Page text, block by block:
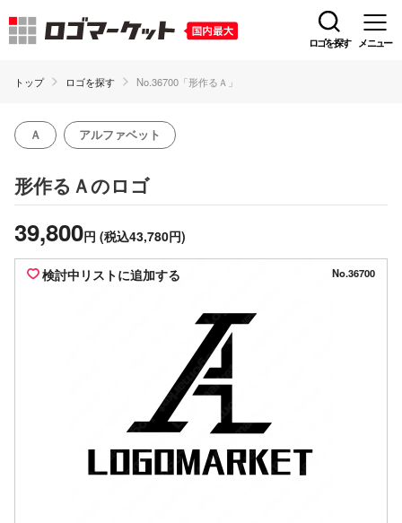
ロゴを探す メニュー
トップ ロゴを探す No.36700「形作るＡ」
Ａ アルファベット
形作るＡのロゴ
39,800円 (税込43,780円)
検討中リストに追加する No.36700